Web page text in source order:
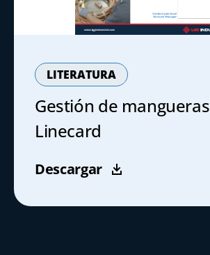
LITERATURA
Gestión de mangueras
Linecard
Descargar